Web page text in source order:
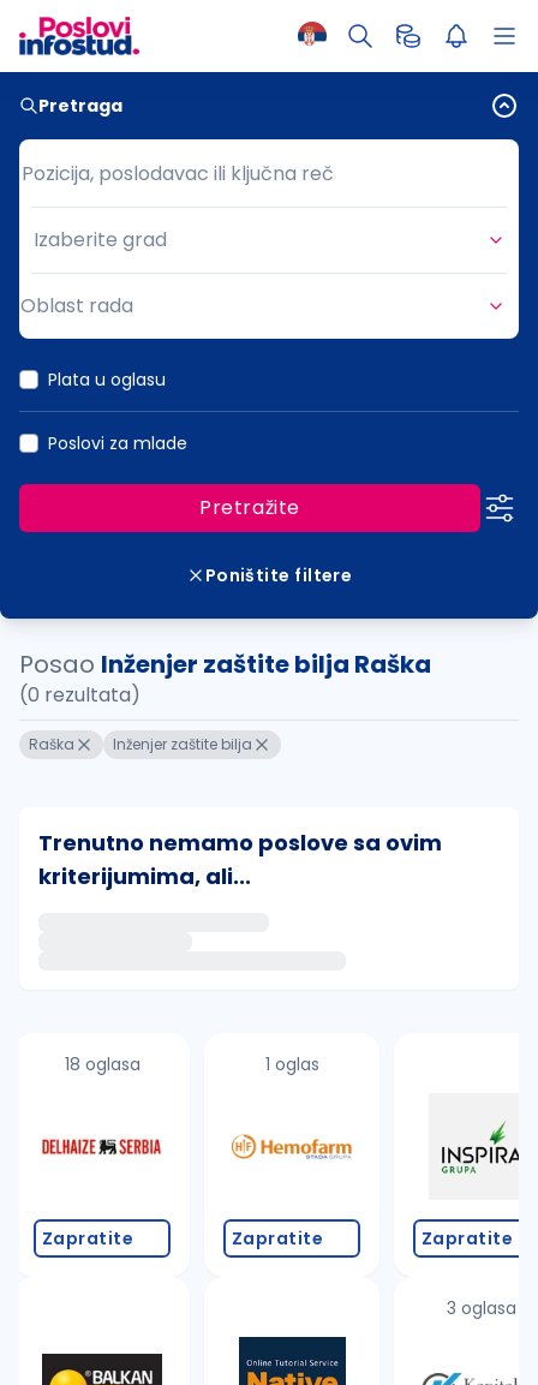
Pretraga
Pozicija, poslodavac ili ključna reč
Pozicija, poslodavac ili ključna reč
Grad
Izaberite grad
Oblast rada
Plata u oglasu
Poslovi za mlade
Pretražite
Poništite filtere
Posao Inženjer zaštite bilja Raška
(0 rezultata)
Raška Inženjer zaštite bilja
Trenutno nemamo poslove sa ovim
kriterijumima, ali...
proverite pravopisne greške (koristite č, ć, š, đ,
promenite odabrane filtere pretrage
18 oglasa
Zapratite
1 oglas
Zapratite Zapratite
3 oglasa